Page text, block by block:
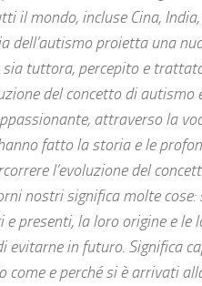
il mondo, incluse Cina,
dell’autismo proietta una
sia tuttora, percepito e
del concetto di autismo
attraverso la
fatto la storia e le
l’evoluzione del
nostri significa molte cose:
presenti, la loro origine e le
evitarne in futuro. Significa
come e perché si è arrivati